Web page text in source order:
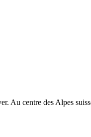
Au centre des Alpes